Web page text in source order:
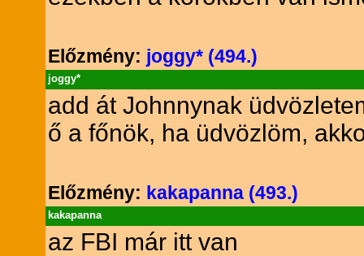
Előzmény: joggy* (494.)
joggy*
add át Johnnynak
ő a főnök, ha üdvözlöm,
Előzmény: kakapanna (493.)
kakapanna
az FBI már itt van